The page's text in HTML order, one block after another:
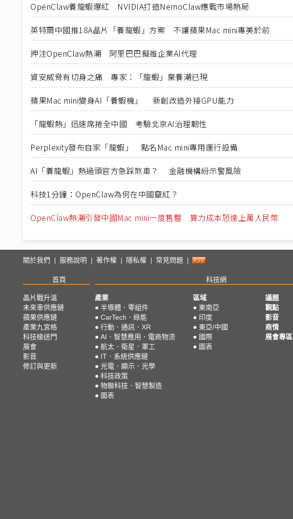
OpenClaw養龍蝦爆紅 NVIDIA打造NemoClaw應戰市場熱局
英特爾中國推18A晶片「養龍蝦」方案 不讓蘋果Mac mini專美於前
押注OpenClaw熱潮 阿里巴巴擬推企業AI代理
資安威脅有切身之痛 專家：「龍蝦」棄養潮已現
蘋果Mac mini變身AI「養蝦機」 新創改造外接GPU能力
「龍蝦熱」迅速席捲全中國 考驗北京AI治理韌性
Perplexity發布自家「龍蝦」 點名Mac mini專用運行設備
AI「養龍蝦」熱過頭官方急踩煞車？ 金融機構紛示警風險
科技1分鐘：OpenClaw為何在中國竄紅？
OpenClaw熱潮引發中國Mac mini一度售罄 算力成本恐達上萬人民幣
關於我們 服務說明 著作權 隱私權 常見問題
首頁 科技網
晶片戰升溫
未來車供應鏈
蘋果供應鏈
產業九宮格
科技椽送門
展會
影音
修訂與更新
產業
● 半導體．零組件
● CarTech．綠能
● 行動．通訊．XR
● AI．智慧應用．電商物流
● 航太．衛星．軍工
● IT．系統供應鏈
● 光電．顯示．光學
● 科技政策
● 物聯科技．智慧製造
● 圖表
區域
● 東南亞
● 印度
● 東亞/中國
● 國際
● 圖表
議題
觀點
影音
商情
展會專區